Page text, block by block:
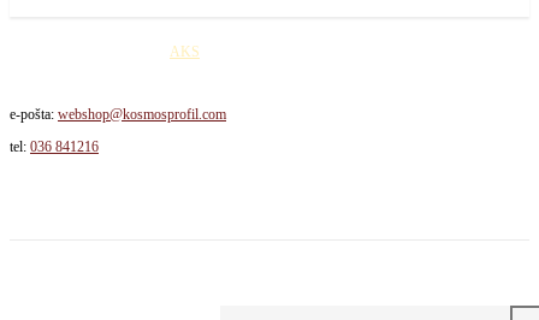
AKS
e-pošta: webshop@kosmosprofil.com
tel: 036 841216